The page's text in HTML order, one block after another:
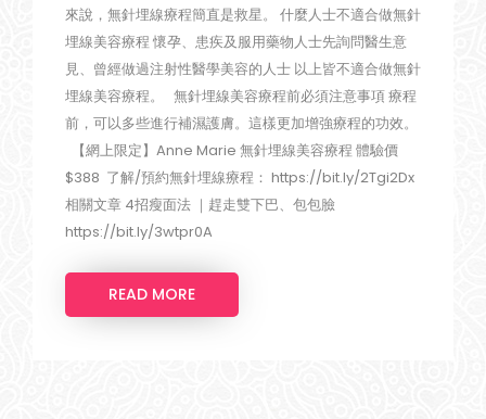
來說，無針埋線療程簡直是救星。 什麼人士不適合做無針
埋線美容療程 懷孕、患疾及服用藥物人士先詢問醫生意
見、曾經做過注射性醫學美容的人士 以上皆不適合做無針
埋線美容療程。 無針埋線美容療程前必須注意事項 療程
前，可以多些進行補濕護膚。這樣更加增強療程的功效。
【網上限定】Anne Marie 無針埋線美容療程 體驗價
$388 了解/預約無針埋線療程： https://bit.ly/2Tgi2Dx
相關文章 4招瘦面法 ｜趕走雙下巴、包包臉
https://bit.ly/3wtpr0A
READ MORE